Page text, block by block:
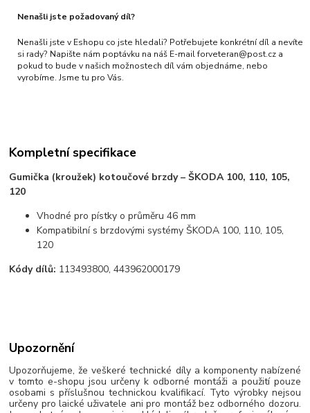
Nenašli jste požadovaný díl?
Nenašli jste v Eshopu co jste hledali? Potřebujete konkrétní díl a nevíte
si rady? Napište nám poptávku na náš E-mail forveteran@post.cz a
pokud to bude v našich možnostech díl vám objednáme, nebo
vyrobíme. Jsme tu pro Vás.
Kompletní specifikace
Gumička (kroužek) kotoučové brzdy – ŠKODA 100, 110, 105,
120
Vhodné pro pístky o průměru 46 mm
Kompatibilní s brzdovými systémy ŠKODA 100, 110, 105,
120
Kódy dílů: 113493800, 443962000179
Upozornění
Upozorňujeme, že veškeré technické díly a komponenty nabízené
v tomto e-shopu jsou určeny k odborné montáži a použití pouze
osobami s příslušnou technickou kvalifikací. Tyto výrobky nejsou
určeny pro laické uživatele ani pro montáž bez odborného dozoru.